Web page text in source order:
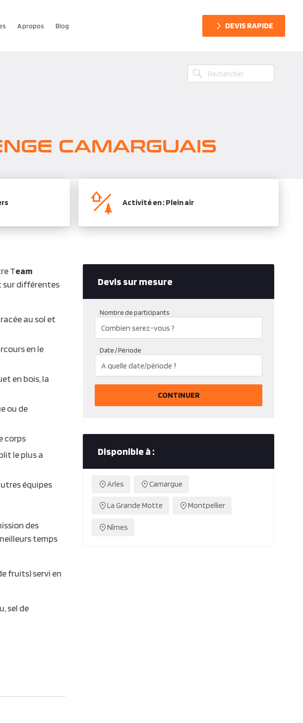
A propos Blog DEVIS RAPIDE
CAMARGUAIS
Activité en : Plein air
Team
sur différentes
au sol et
en le
en bois, la
ou de
corps
le plus a
équipes
des
temps
fruits) servi en
sel de
Devis sur mesure
Nombre de participants
Date / Période
CONTINUER
Disponible à :
Arles Camargue
La Grande Motte Montpellier
Nîmes